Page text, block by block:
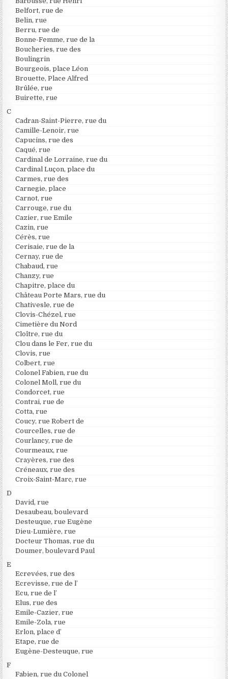
Belfort, rue de
Belin, rue
Berru, rue de
Bonne-Femme, rue de la
Boucheries, rue des
Boulingrin
Bourgeois, place Léon
Brouette, Place Alfred
Brûlée, rue
Buirette, rue
C
Cadran-Saint-Pierre, rue du
Camille-Lenoir, rue
Capucins, rue des
Caqué, rue
Cardinal de Lorraine, rue du
Cardinal Luçon, place du
Carmes, rue des
Carnegie, place
Carnot, rue
Carrouge, rue du
Cazier, rue Emile
Cazin, rue
Cérès, rue
Cerisaie, rue de la
Cernay, rue de
Chabaud, rue
Chanzy, rue
Chapitre, place du
Château Porte Mars, rue du
Chativesle, rue de
Clovis-Chézel, rue
Cimetière du Nord
Cloître, rue du
Clou dans le Fer, rue du
Clovis, rue
Colbert, rue
Colonel Fabien, rue du
Colonel Moll, rue du
Condorcet, rue
Contrai, rue de
Cotta, rue
Coucy, rue Robert de
Courcelles, rue de
Courlancy, rue de
Courmeaux, rue
Crayères, rue des
Créneaux, rue des
Croix-Saint-Marc, rue
D
David, rue
Desaubeau, boulevard
Desteuque, rue Eugène
Dieu-Lumière, rue
Docteur Thomas, rue du
Doumer, boulevard Paul
E
Ecrevées, rue des
Ecrevisse, rue de l’
Ecu, rue de l’
Elus, rue des
Emile-Cazier, rue
Emile-Zola, rue
Erlon, place d’
Etape, rue de
Eugène-Desteuque, rue
F
Fabien, rue du Colonel